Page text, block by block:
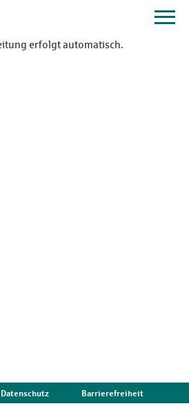
erfolgt automatisch.
Datenschutz Barrierefreiheit